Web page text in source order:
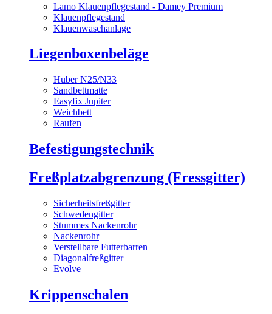
Lamo Klauenpflegestand - Damey Premium
Klauenpflegestand
Klauenwaschanlage
Liegenboxenbeläge
Huber N25/N33
Sandbettmatte
Easyfix Jupiter
Weichbett
Raufen
Befestigungstechnik
Freßplatzabgrenzung (Fressgitter)
Sicherheitsfreßgitter
Schwedengitter
Stummes Nackenrohr
Nackenrohr
Verstellbare Futterbarren
Diagonalfreßgitter
Evolve
Krippenschalen